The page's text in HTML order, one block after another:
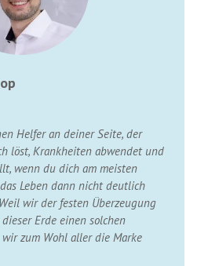
Helfer an deiner Seite, der
löst, Krankheiten abwendet und
wenn du dich am meisten
Leben dann nicht deutlich
wir der festen Überzeugung
Erde einen solchen
zum Wohl aller die Marke